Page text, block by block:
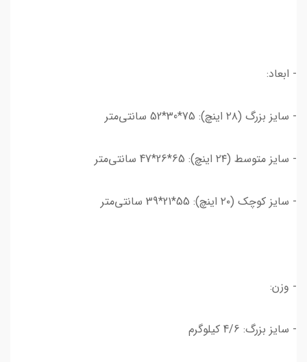
- ابعاد:
- سایز بزرگ (۲۸ اینچ): 75*30*52 سانتی‌متر
- سایز متوسط (۲۴ اینچ): 65*26*47 سانتی‌متر
- سایز کوچک (۲۰ اینچ): 55*21*39 سانتی‌متر
- وزن:
- سایز بزرگ: 4/6 کیلوگرم